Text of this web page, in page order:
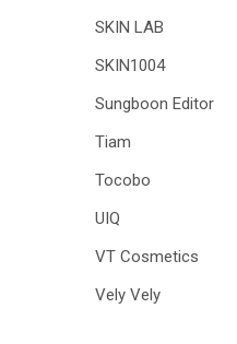
SKIN LAB
SKIN1004
Sungboon Editor
Tiam
Tocobo
UIQ
VT Cosmetics
Vely Vely